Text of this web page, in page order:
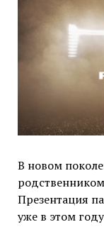
В новом
Презентация
уже в этом